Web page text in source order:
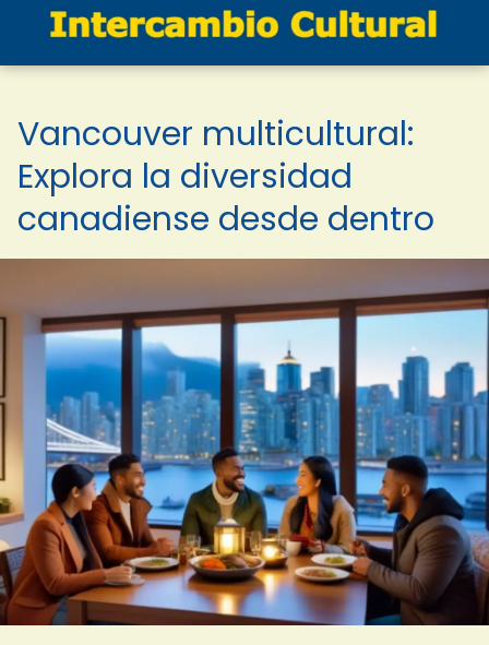
Vancouver multicultural:
Explora la diversidad
canadiense desde dentro